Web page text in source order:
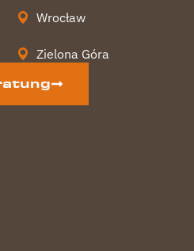
Wrocław
Zielona Góra